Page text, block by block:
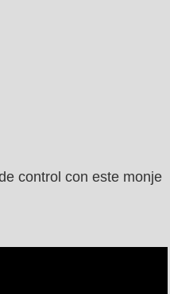
control con este monje